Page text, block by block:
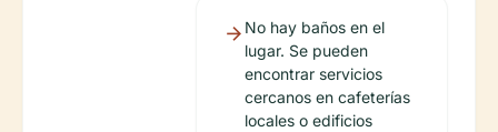
No hay baños en el
lugar. Se pueden
encontrar servicios
cercanos en cafeterías
locales o edificios